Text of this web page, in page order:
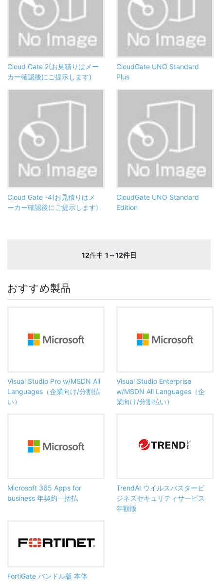
Cloud Gate 2(お見積りはメー
カー確認後にご提示します)
CloudGate UNO Standard
Plus
Cloud Gate -4(お見積りはメ
ーカー確認後にご提示します)
CloudGate UNO Standard
Edition
12件中 1～12件目
おすすめ製品
Visual Studio Pro w/MSDN All
Languages（企業向け/分割払
い）
Visual Studio Enterprise
w/MSDN All Languages（企
業向け/分割払い）
Microsoft 365 Apps for
business 年契約一括払
TrendAI ウイルスバスタービ
ジネスセキュリティサービス
年額版
FortiGate バンドル版 本体